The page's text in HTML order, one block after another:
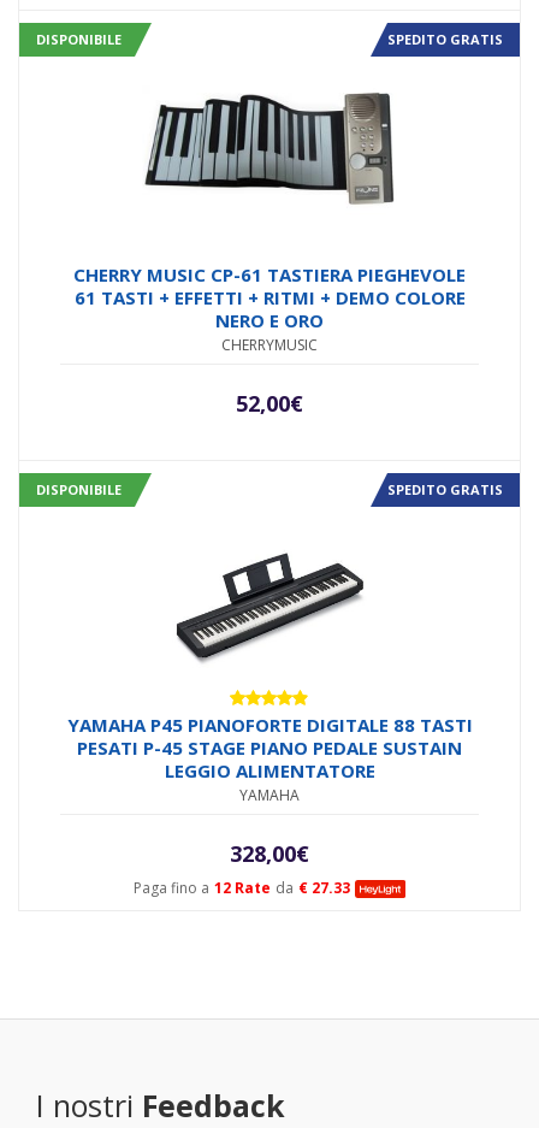
DISPONIBILE SPEDITO GRATIS
CHERRY MUSIC CP-61 TASTIERA PIEGHEVOLE
61 TASTI + EFFETTI + RITMI + DEMO COLORE
NERO E ORO
CHERRYMUSIC
52,00€
DISPONIBILE SPEDITO GRATIS
Paga fino a 12 Rate da € 27.33
Valutato
4.80su 5
YAMAHA P45 PIANOFORTE DIGITALE 88 TASTI
PESATI P-45 STAGE PIANO PEDALE SUSTAIN
LEGGIO ALIMENTATORE
YAMAHA
328,00€
I nostri Feedback